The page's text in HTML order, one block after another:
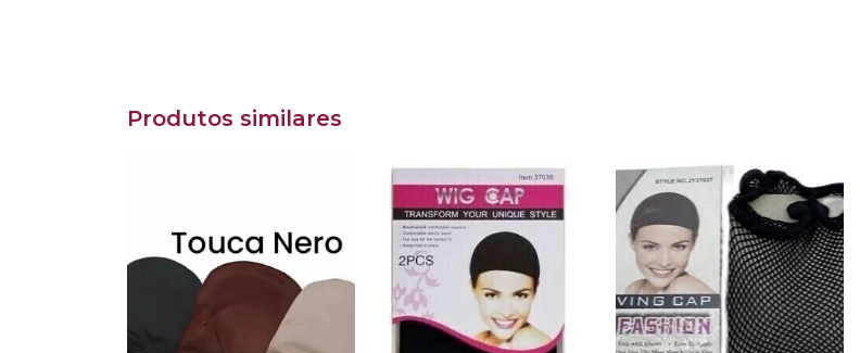
Produtos similares